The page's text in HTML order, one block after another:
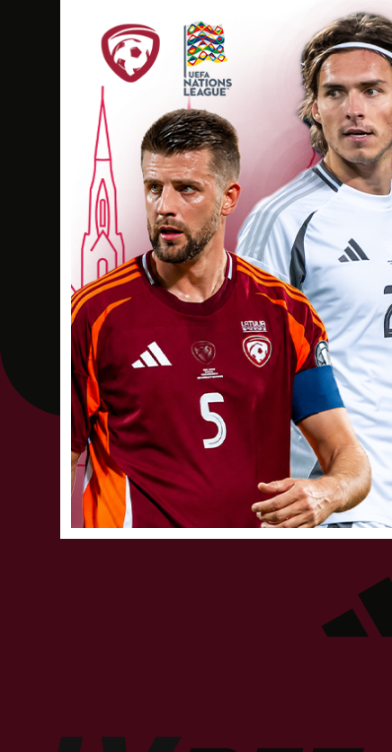
2025
Gulbenes
SESTDIENA
27 SEP
12:00
2025
Latvijas
Alberta